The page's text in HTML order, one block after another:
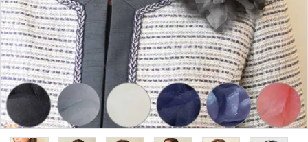
カテゴリーから探す
コサージュの色から探す
和装髪飾りの色から探す
シーンから探す